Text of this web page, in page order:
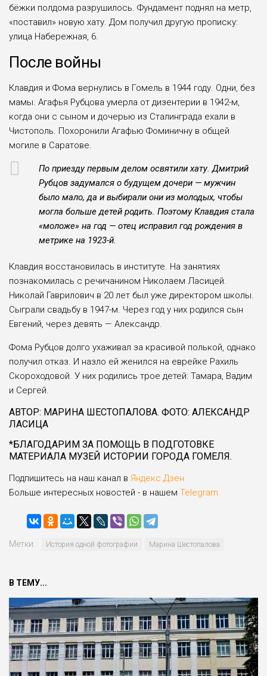
бёжки полдома разруши­лось. Фундамент поднял на метр,
«поставил» новую хату. Дом получил другую прописку:
улица Набереж­ная, 6.
После войны
Клавдия и Фома вер­нулись в Гомель в 1944 году. Одни, без
мамы. Агафья Рубцова умерла от дизентерии в 1942-м,
когда они с сыном и доче­рью из Сталинграда ехали в
Чистополь. Похорони­ли Агафью Фоминичну в общей
могиле в Саратове.
По приезду первым делом освятили хату. Дми­трий
Рубцов задумался о будущем дочери — муж­чин
было мало, да и выби­рали они из молодых, что­бы
могла больше детей родить. Поэтому Клавдия стала
«моложе» на год — отец исправил год рожде­ния в
метрике на 1923-й.
Клавдия восстановилась в институте. На занятиях
познакомилась с речичанином Никола­ем Ласицей.
Николай Гав­рилович в 20 лет был уже директором школы.
Сыграли свадьбу в 1947-м. Через год у них родился сын
Евгений, через девять — Александр.
Фома Рубцов долго ухаживал за красивой полькой, однако
получил отказ. И назло ей женился на еврейке Рахиль
Скоро­ходовой. У них родились трое детей: Тамара, Вадим
и Сергей.
АВТОР: МАРИНА ШЕСТОПАЛОВА. ФОТО: АЛЕКСАНДР
ЛАСИЦА
*БЛАГОДАРИМ ЗА ПОМОЩЬ В ПОДГОТОВКЕ
МАТЕРИА­ЛА МУЗЕЙ ИСТОРИИ ГОРОДА ГОМЕЛЯ.
Подпишитесь на наш канал в Яндекс.Дзен
Больше интересных новостей - в нашем Telegram
Метки: История одной фотографии Марина Шестопалова
В ТЕМУ...